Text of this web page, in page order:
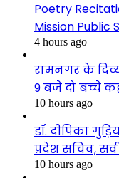
Poetry
Mission Public
4 hours ago
रामनगर के
9 बजे दो बच्चे
10 hours ago
डॉ. दीपिका
प्रदेश सचिव,
10 hours ago